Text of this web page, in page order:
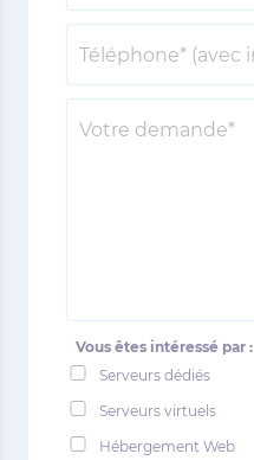
Vous êtes intéressé par :
Serveurs dédiés
Serveurs virtuels
Hébergement Web